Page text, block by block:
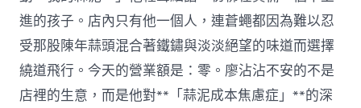
進的孩子。店內只有他一個人，連蒼蠅都因為難以忍
受那股陳年蒜頭混合著鐵鏽與淡淡絕望的味道而選擇
繞道飛行。今天的營業額是：零。廖沾沾不安的不是
店裡的生意，而是他對**「蒜泥成本焦慮症」**的深